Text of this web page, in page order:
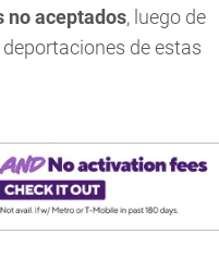
no aceptados, luego de
de estas